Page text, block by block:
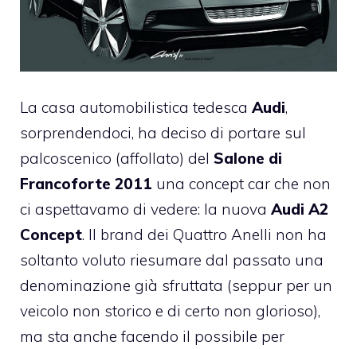
La casa automobilistica tedesca Audi,
sorprendendoci, ha deciso di portare sul
palcoscenico (affollato) del Salone di
Francoforte 2011 una concept car che non
ci aspettavamo di vedere: la nuova Audi A2
Concept. Il brand dei Quattro Anelli non ha
soltanto voluto riesumare dal passato una
denominazione già sfruttata (seppur per un
veicolo non storico e di certo non glorioso),
ma sta anche facendo il possibile per